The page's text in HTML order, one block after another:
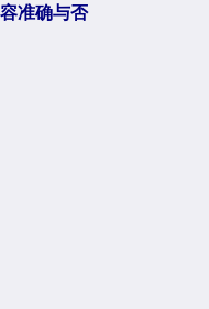
准确与否